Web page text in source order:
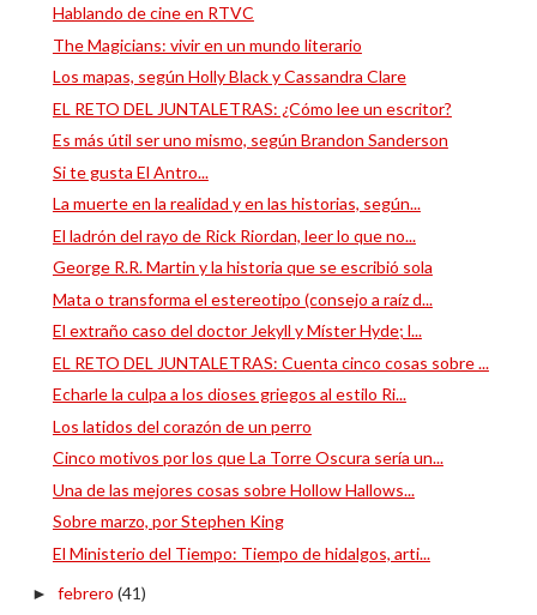
Hablando de cine en RTVC
The Magicians: vivir en un mundo literario
Los mapas, según Holly Black y Cassandra Clare
EL RETO DEL JUNTALETRAS: ¿Cómo lee un escritor?
Es más útil ser uno mismo, según Brandon Sanderson
Si te gusta El Antro...
La muerte en la realidad y en las historias, según...
El ladrón del rayo de Rick Riordan, leer lo que no...
George R.R. Martin y la historia que se escribió sola
Mata o transforma el estereotipo (consejo a raíz d...
El extraño caso del doctor Jekyll y Míster Hyde; l...
EL RETO DEL JUNTALETRAS: Cuenta cinco cosas sobre ...
Echarle la culpa a los dioses griegos al estilo Ri...
Los latidos del corazón de un perro
Cinco motivos por los que La Torre Oscura sería un...
Una de las mejores cosas sobre Hollow Hallows...
Sobre marzo, por Stephen King
El Ministerio del Tiempo: Tiempo de hidalgos, arti...
► febrero (41)